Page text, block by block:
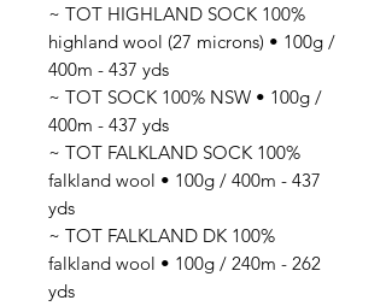
~ TOT HIGHLAND SOCK 100%
highland wool (27 microns) • 100g /
400m - 437 yds
~ TOT SOCK 100% NSW • 100g /
400m - 437 yds
~ TOT FALKLAND SOCK 100%
falkland wool • 100g / 400m - 437
yds
~ TOT FALKLAND DK 100%
falkland wool • 100g / 240m - 262
yds